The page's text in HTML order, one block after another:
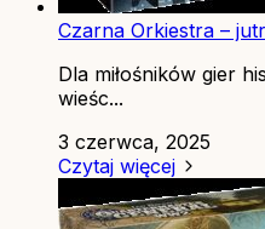
Czarna Orkiestra –
Dla miłośników gier
wieśc...
3 czerwca, 2025
Czytaj więcej